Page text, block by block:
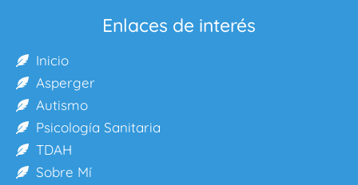
Enlaces de interés
Inicio
Asperger
Autismo
Psicología Sanitaria
TDAH
Sobre Mí